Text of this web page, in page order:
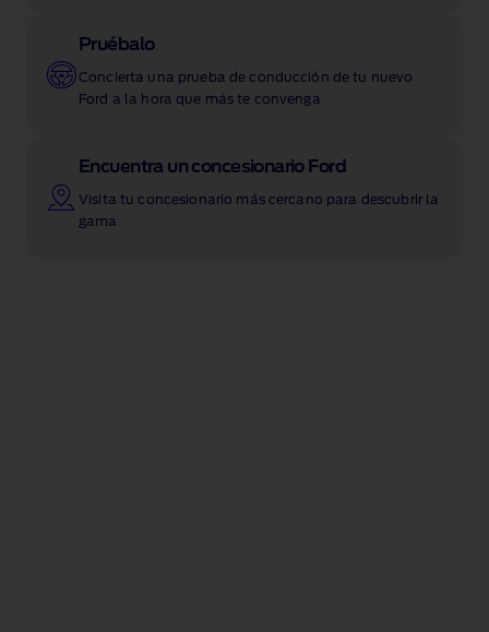
Pruébalo
Concierta una prueba de conducción de tu nuevo
Ford a la hora que más te convenga
Encuentra un concesionario Ford
Visita tu concesionario más cercano para descubrir la
gama